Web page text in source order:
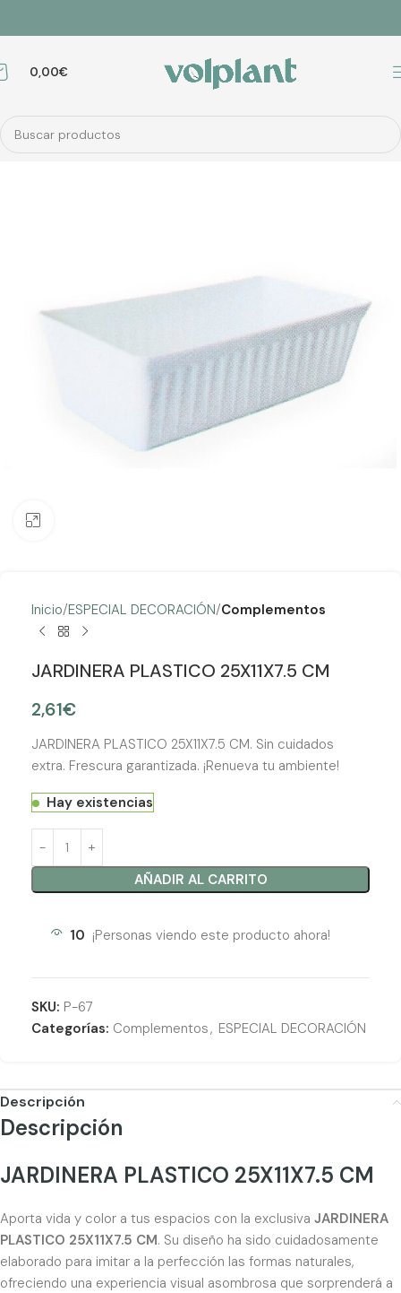
0,00€
Inicio ESPECIAL DECORACIÓN Complementos
JARDINERA PLASTICO 25X11X7.5 CM
2,61€
JARDINERA PLASTICO 25X11X7.5 CM. Sin cuidados
extra. Frescura garantizada. ¡Renueva tu ambiente!
Hay existencias
AÑADIR AL CARRITO
10 ¡Personas viendo este producto ahora!
SKU: P-67
Categorías: Complementos, ESPECIAL DECORACIÓN
Descripción
Descripción
JARDINERA PLASTICO 25X11X7.5 CM
Aporta vida y color a tus espacios con la exclusiva JARDINERA
PLASTICO 25X11X7.5 CM. Su diseño ha sido cuidadosamente
elaborado para imitar a la perfección las formas naturales,
ofreciendo una experiencia visual asombrosa que sorprenderá a